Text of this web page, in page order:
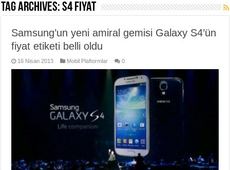
Tag Archives:s4 fiyat
Samsung’un yeni amiral gemisi Galaxy S4’ün
fiyat etiketi belli oldu
16 Nisan 2013 Mobil Plaftormlar 0